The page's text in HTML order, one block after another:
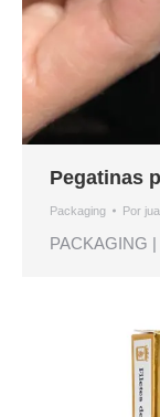
Pegatinas
Packaging Por
PACKAGING